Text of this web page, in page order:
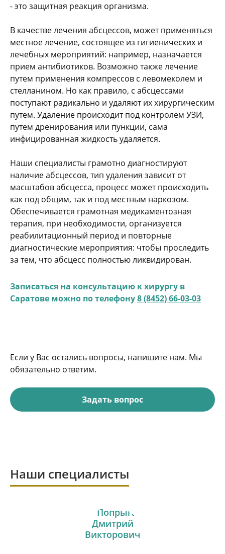
- это защитная реакция организма.
В качестве лечения абсцессов, может применяться
местное лечение, состоящее из гигиенических и
лечебных мероприятий: например, назначается
прием антибиотиков. Возможно также лечение
путем применения компрессов с левомеколем и
стелланином. Но как правило, с абсцессами
поступают радикально и удаляют их хирургическим
путем. Удаление происходит под контролем УЗИ,
путем дренирования или пункции, сама
инфицированная жидкость удаляется.
Наши специалисты грамотно диагностируют
наличие абсцессов, тип удаления зависит от
масштабов абсцесса, процесс может происходить
как под общим, так и под местным наркозом.
Обеспечивается грамотная медикаментозная
терапия, при необходимости, организуется
реабилитационный период и повторные
диагностические мероприятия: чтобы проследить
за тем, что абсцесс полностью ликвидирован.
Записаться на консультацию к хирургу в
Саратове можно по телефону8 (8452) 66-03-03
Если у Вас остались вопросы, напишите нам. Мы
обязательно ответим.
Задать вопрос
Наши специалисты